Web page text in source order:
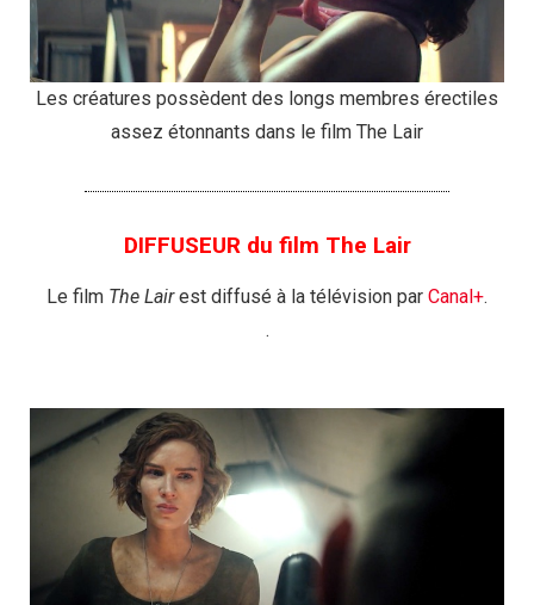
Les créatures possèdent des longs membres érectiles
assez étonnants dans le film The Lair
DIFFUSEUR du film The Lair
Le film The Lairest diffusé à la télévision par Canal+.
.